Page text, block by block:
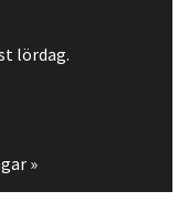
lördag.
»